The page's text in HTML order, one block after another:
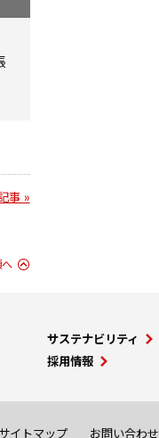
事 »
サステナビリティ
採用情報
サイトマップ お問い合わせ